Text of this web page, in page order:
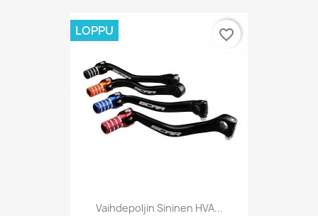
Vaihdepoljin Sininen HVA...
LOPPU favorite_border